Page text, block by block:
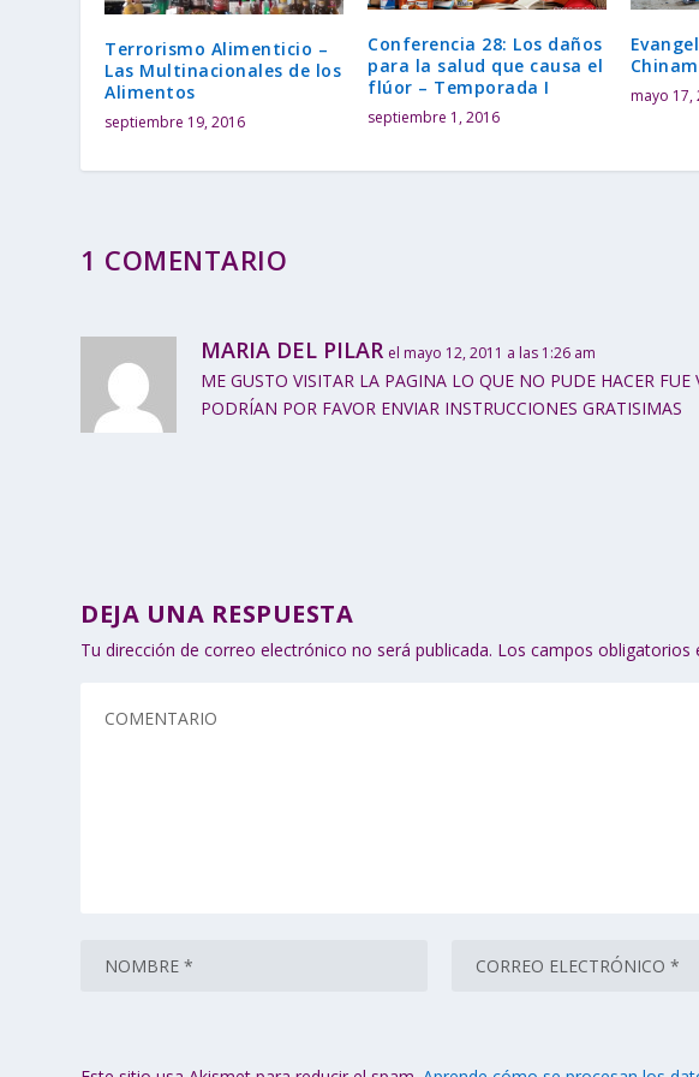
Terrorismo Alimenticio –
Las Multinacionales de los
Alimentos
septiembre 19, 2016
Conferencia 28: Los daños
para la salud que causa el
flúor – Temporada I
septiembre 1, 2016
mayo 17,
1 COMENTARIO
MARIA DEL PILAR el mayo 12, 2011 a las 1:26 am
ME GUSTO VISITAR LA PAGINA LO QUE NO PUDE HACER
PODRÍAN POR FAVOR ENVIAR INSTRUCCIONES GRATISIMAS
DEJA UNA RESPUESTA
Tu dirección de correo electrónico no será publicada. Los campos